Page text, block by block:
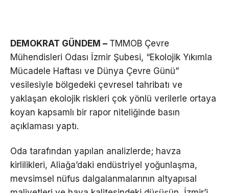
DEMOKRAT GÜNDEM – TMMOB Çevre
Mühendisleri Odası İzmir Şubesi, “Ekolojik Yıkımla
Mücadele Haftası ve Dünya Çevre Günü”
vesilesiyle bölgedeki çevresel tahribatı ve
yaklaşan ekolojik riskleri çok yönlü verilerle ortaya
koyan kapsamlı bir rapor niteliğinde basın
açıklaması yaptı.
Oda tarafından yapılan analizlerde; havza
kirlilikleri, Aliağa’daki endüstriyel yoğunlaşma,
mevsimsel nüfus dalgalanmalarının altyapısal